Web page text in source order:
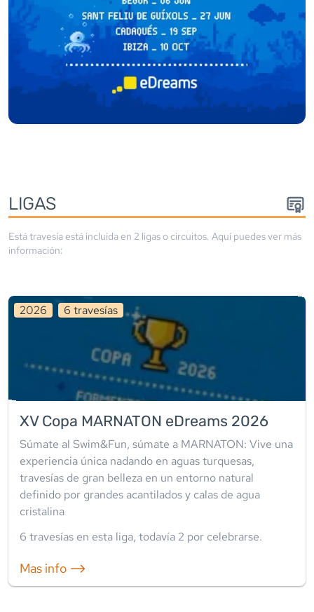
LIGAS
Está travesía está incluida en 2 ligas o circuitos. Aquí puedes ver más
información:
2026 6 travesías
XV Copa MARNATON eDreams 2026
Súmate al Swim&Fun, súmate a MARNATON: Vive una
experiencia única nadando en aguas turquesas,
travesías de gran belleza en un entorno natural
definido por grandes acantilados y calas de agua
cristalina
6 travesías en esta liga, todavía 2 por celebrarse.
Mas info ⟶